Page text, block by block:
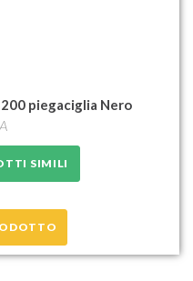
piegaciglia Nero
SIMILI